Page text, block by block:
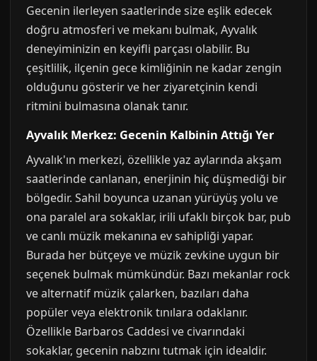
Gecenin ilerleyen saatlerinde size eşlik edecek
doğru atmosferi ve mekanı bulmak, Ayvalık
deneyiminizin en keyifli parçası olabilir. Bu
çeşitlilik, ilçenin gece kimliğinin ne kadar zengin
olduğunu gösterir ve her ziyaretçinin kendi
ritmini bulmasına olanak tanır.
Ayvalık Merkez: Gecenin Kalbinin Attığı Yer
Ayvalık'ın merkezi, özellikle yaz aylarında akşam
saatlerinde canlanan, enerjinin hiç düşmediği bir
bölgedir. Sahil boyunca uzanan yürüyüş yolu ve
ona paralel ara sokaklar, irili ufaklı birçok bar, pub
ve canlı müzik mekanına ev sahipliği yapar.
Burada her bütçeye ve müzik zevkine uygun bir
seçenek bulmak mümkündür. Bazı mekanlar rock
ve alternatif müzik çalarken, bazıları daha
popüler veya elektronik tınılara odaklanır.
Özellikle Barbaros Caddesi ve civarındaki
sokaklar, gecenin nabzını tutmak için idealdir.